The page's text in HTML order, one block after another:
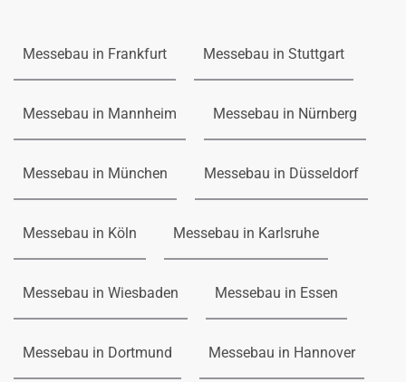
Messebau in Frankfurt Messebau in Stuttgart
Messebau in Mannheim Messebau in Nürnberg
Messebau in München Messebau in Düsseldorf
Messebau in Köln Messebau in Karlsruhe
Messebau in Wiesbaden Messebau in Essen
Messebau in Dortmund Messebau in Hannover